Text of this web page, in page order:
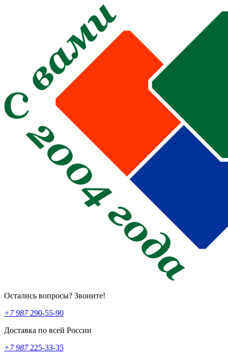
Остались вопросы? Звоните!
+7 987290-55-90
Доставка по всей России
+7 987225-33-35